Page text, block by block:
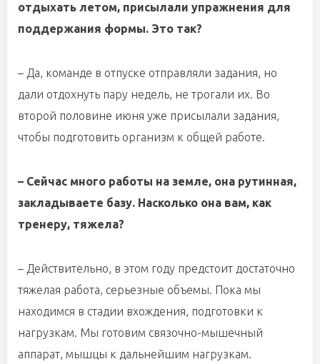
отдыхать летом, присылали упражнения для
поддержания формы. Это так?
– Да, команде в отпуске отправляли задания, но
дали отдохнуть пару недель, не трогали их. Во
второй половине июня уже присылали задания,
чтобы подготовить организм к общей работе.
– Сейчас много работы на земле, она рутинная,
закладываете базу. Насколько она вам, как
тренеру, тяжела?
– Действительно, в этом году предстоит достаточно
тяжелая работа, серьезные объемы. Пока мы
находимся в стадии вхождения, подготовки к
нагрузкам. Мы готовим связочно-мышечный
аппарат, мышцы к дальнейшим нагрузкам.